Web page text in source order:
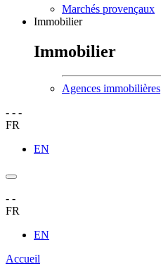
Marchés provençaux
Immobilier
Immobilier
Agences immobilières
- - -
FR
EN
- -
FR
EN
Accueil